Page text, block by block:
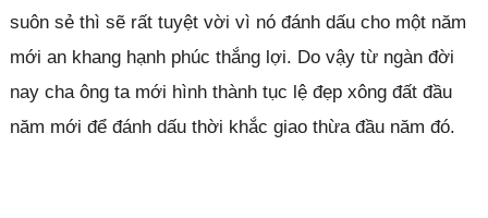
suôn sẻ thì sẽ rất tuyệt vời vì nó đánh dấu cho một năm
mới an khang hạnh phúc thắng lợi. Do vậy từ ngàn đời
nay cha ông ta mới hình thành tục lệ đẹp xông đất đầu
năm mới để đánh dấu thời khắc giao thừa đầu năm đó.